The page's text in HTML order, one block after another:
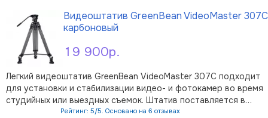
19 900р.
Видеоштатив GreenBean VideoMaster 307C
карбоновый
Легкий видеоштатив GreenBean VideoMaster 307С подходит
для установки и стабилизации видео- и фотокамер во время
студийных или выездных съемок. Штатив поставляется в
комплектной сумке-чехле. Двойные карбоновые трубки ног и
Рейтинг: 5/5. Основано на 6 отзывах